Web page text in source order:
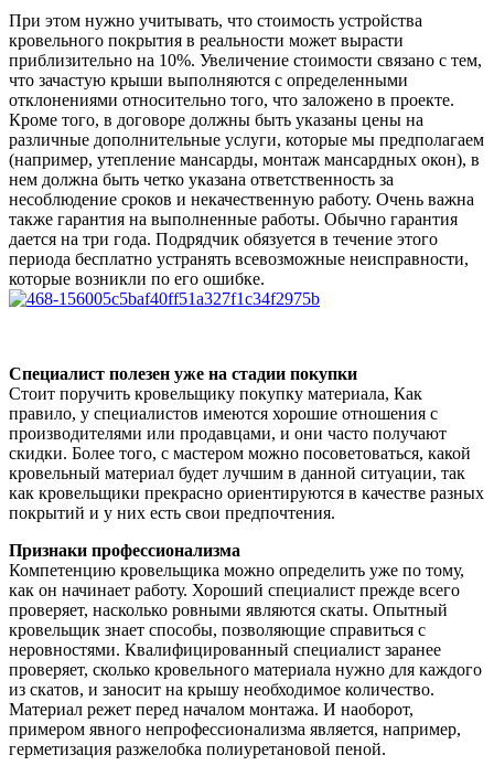
При этом нужно учитывать, что стоимость устройства
кровельного покрытия в реальности может вырасти
приблизительно на 10%. Увеличение стоимости связано с тем,
что зачастую крыши выполняются с определенными
отклонениями относительно того, что заложено в проекте.
Кроме того, в договоре должны быть указаны цены на
различные дополнительные услуги, которые мы предполагаем
(например, утепление мансарды, монтаж мансардных окон), в
нем должна быть четко указана ответственность за
несоблюдение сроков и некачественную работу. Очень важна
также гарантия на выполненные работы. Обычно гарантия
дается на три года. Подрядчик обязуется в течение этого
периода бесплатно устранять всевозможные неисправности,
которые возникли по его ошибке.
Специалист полезен уже на стадии покупки
Стоит поручить кровельщику покупку материала, Как
правило, у специалистов имеются хорошие отношения с
производителями или продавцами, и они часто получают
скидки. Более того, с мастером можно посоветоваться, какой
кровельный материал будет лучшим в данной ситуации, так
как кровельщики прекрасно ориентируются в качестве разных
покрытий и у них есть свои предпочтения.
Признаки профессионализма
Компетенцию кровельщика можно определить уже по тому,
как он начинает работу. Хороший специалист прежде всего
проверяет, насколько ровными являются скаты. Опытный
кровельщик знает способы, позволяющие справиться с
неровностями. Квалифицированный специалист заранее
проверяет, сколько кровельного материала нужно для каждого
из скатов, и заносит на крышу необходимое количество.
Материал режет перед началом монтажа. И наоборот,
примером явного непрофессионализма является, например,
герметизация разжелобка полиуретановой пеной.